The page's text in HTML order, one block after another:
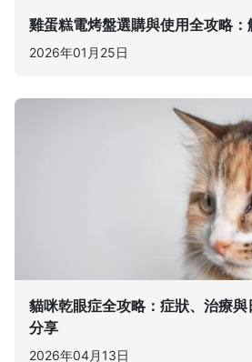
雞蛋糕電烤盤選購與使用全攻略：
2026年01月25日
貓咪乾眼症全攻略：症狀、治療
分享
2026年04月13日